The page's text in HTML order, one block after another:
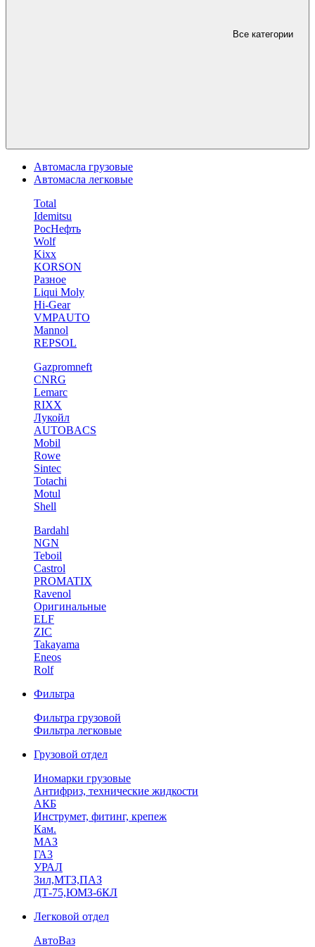
Все категории
Автомасла грузовые
Автомасла легковые
Total
Idemitsu
РосНефть
Wolf
Kixx
KORSON
Разное
Liqui Moly
Hi-Gear
VMPAUTO
Mannol
REPSOL
Gazpromneft
CNRG
Lemarc
RIXX
Лукойл
AUTOBACS
Mobil
Rowe
Sintec
Totachi
Motul
Shell
Bardahl
NGN
Teboil
Castrol
PROMATIX
Ravenol
Оригинальные
ELF
ZIC
Takayama
Eneos
Rolf
Фильтра
Фильтра грузовой
Фильтра легковые
Грузовой отдел
Иномарки грузовые
Антифриз, технические жидкости
АКБ
Инструмет, фитинг, крепеж
Кам.
МАЗ
ГА3
УРАЛ
Зил,МТЗ,ПАЗ
ДТ-75,ЮМЗ-6КЛ
Легковой отдел
АвтоВаз